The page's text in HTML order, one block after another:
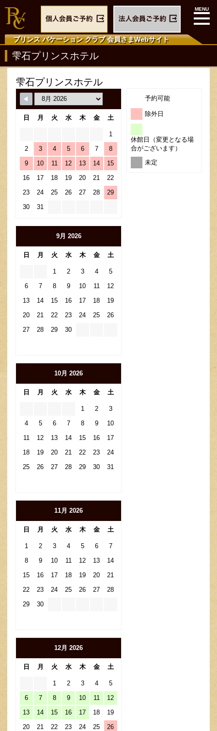
プリンス バケーション クラブ会員さまWebサイト
雫石プリンスホテル
雫石プリンスホテル
予約可能
除外日
休館日（変更となる場
合がございます）
未定
日 月 火 水 木 金 土
1
2
3 4 5 6 7
8
9
10 11 12 13 14
15
16
17 18 19 20 21
22
23
24 25 26 27 28
29
30
31
9月 2026
日 月 火 水 木 金 土
1 2 3 4
5
6
7 8 9 10 11
12
13
14 15 16 17 18
19
20
21 22 23 24 25
26
27
28 29 30
10月 2026
日 月 火 水 木 金 土
1 2
3
4
5 6 7 8 9
10
11
12 13 14 15 16
17
18
19 20 21 22 23
24
25
26 27 28 29 30 31
11月 2026
日 月 火 水 木 金 土
1 2 3 4 5 6
7
8
9 10 11 12 13
14
15
16 17 18 19 20
21
22
23 24 25 26 27
28
29
30
12月 2026
日 月 火 水 木 金 土
1 2 3 4
5
6
7 8 9 10 11
12
13
14 15 16 17 18
19
20
21 22 23 24 25
26